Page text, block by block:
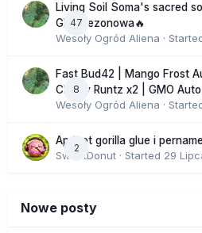
47
Living Soil Soma's sacred
GHS sezonowa🔥
Wesoły Ogród Aliena ·
8
Fast Bud42 | Mango Frost
Cherry Runtz x2 | GMO Auto
Wesoły Ogród Aliena ·
2
Apricot gorilla glue i
SweetDonut · Started 29
Nowe posty